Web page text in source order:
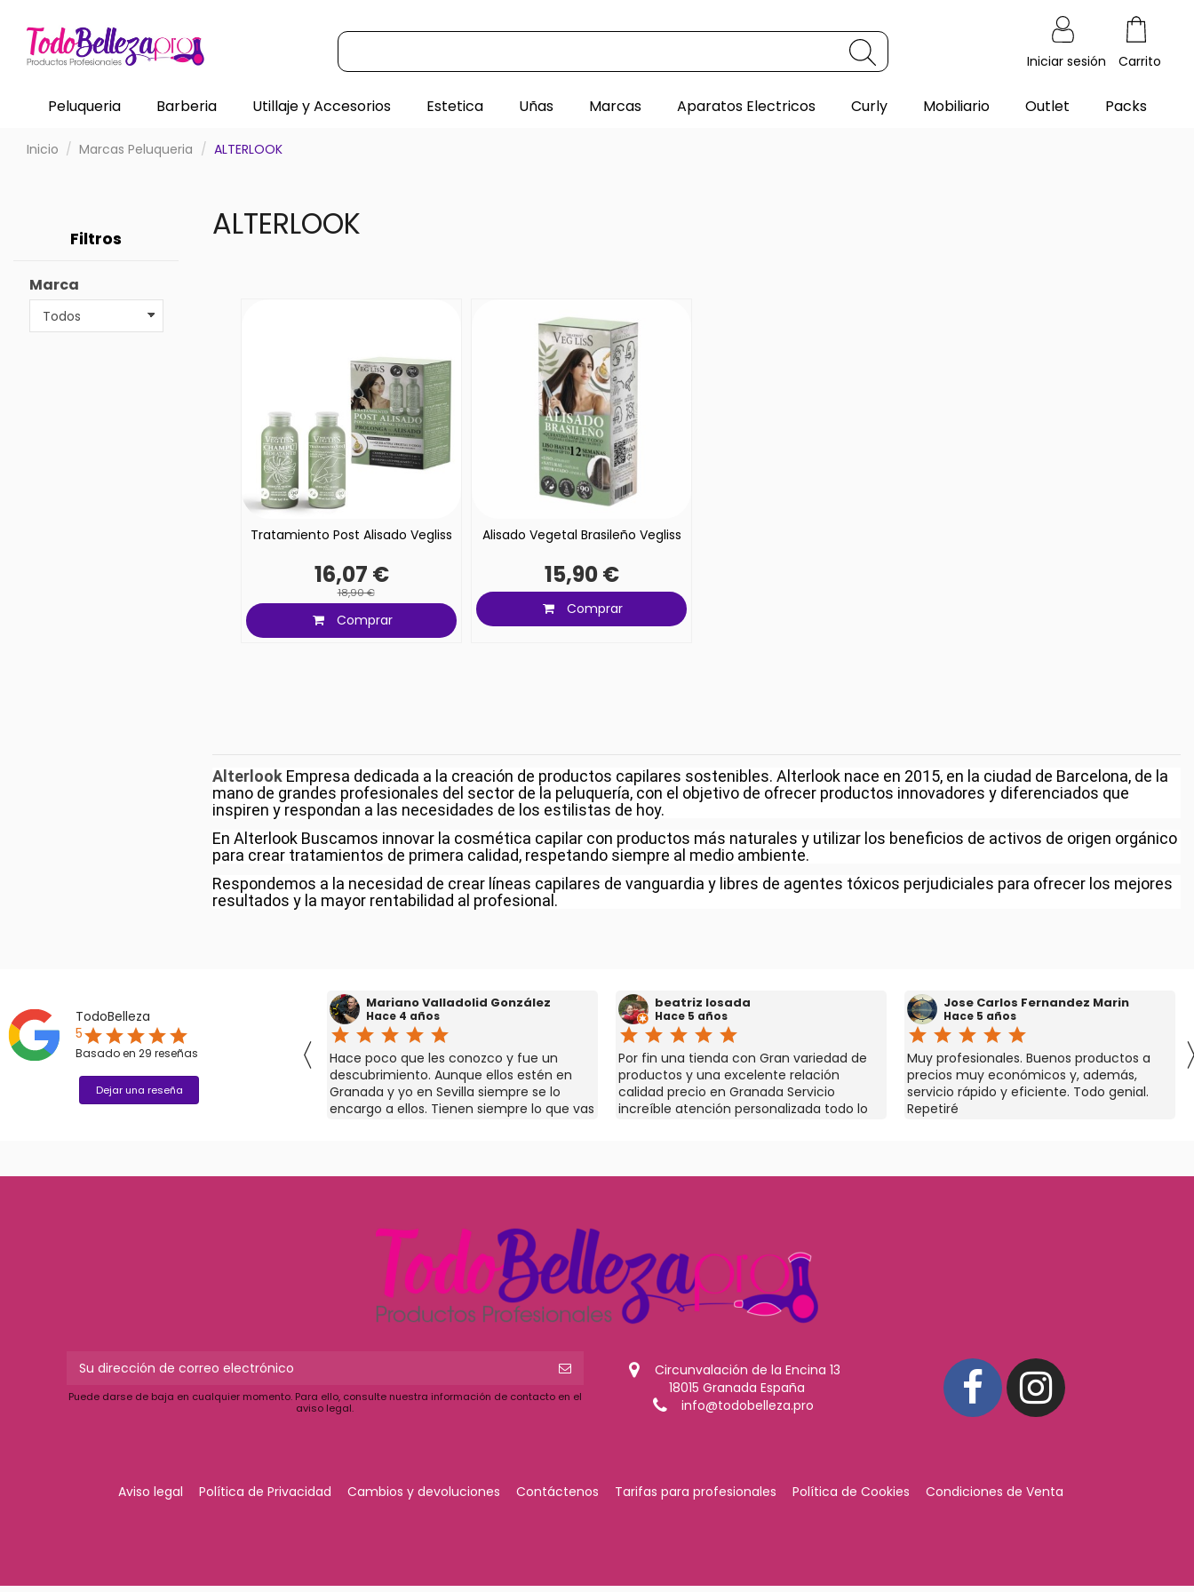
Iniciar sesión Carrito
Peluqueria Barberia Utillaje y Accesorios Estetica Uñas Marcas Aparatos Electricos Curly Mobiliario Outlet Packs
Inicio Marcas Peluqueria ALTERLOOK
ALTERLOOK
Tratamiento Post Alisado Vegliss
16,07 €
18,90 €
Comprar
Alisado Vegetal Brasileño Vegliss
15,90 €
Comprar
Alterlook Empresa dedicada a la creación de productos capilares sostenibles. Alterlook nace en 2015, en la ciudad de Barcelona, de la
mano de grandes profesionales del sector de la peluquería, con el objetivo de ofrecer productos innovadores y diferenciados que
inspiren y respondan a las necesidades de los estilistas de hoy.
En Alterlook Buscamos innovar la cosmética capilar con productos más naturales y utilizar los beneficios de activos de origen orgánico
para crear tratamientos de primera calidad, respetando siempre al medio ambiente.
Respondemos a la necesidad de crear líneas capilares de vanguardia y libres de agentes tóxicos perjudiciales para ofrecer los mejores
resultados y la mayor rentabilidad al profesional.
Filtros
Marca
TodoBelleza
5starstarstarstarstar
Basado en 29 reseñas
Dejar una reseña
〈
Hace 2 años
star starstarstarstar
Gran variedad de productos de belleza
(peluquería, barberia y Estética) y buenos
precios. Ademas de rápidos y eficaces.
Orientado a profesionales del sector pero
paquetería
Mariano Valladolid González
Hace 4 años
star star star star star
Hace poco que les conozco y fue un
descubrimiento. Aunque ellos estén en
Granada y yo en Sevilla siempre se lo
encargo a ellos. Tienen siempre lo que vas
beatriz losada
Hace 5 años
star star star star star
Por fin una tienda con Gran variedad de
productos y una excelente relación
calidad precio en Granada Servicio
increíble atención personalizada todo lo
Jose Carlos Fernandez Marin
Hace 5 años
star star star star star
Muy profesionales. Buenos productos a
precios muy económicos y, además,
servicio rápido y eficiente. Todo genial.
Repetiré
Puede darse de baja en cualquier momento. Para ello, consulte nuestra información de contacto en el
aviso legal.
Circunvalación de la Encina 13
18015 Granada España
info@todobelleza.pro
Aviso legal Política de Privacidad Cambios y devoluciones Contáctenos Tarifas para profesionales Política de Cookies Condiciones de Venta